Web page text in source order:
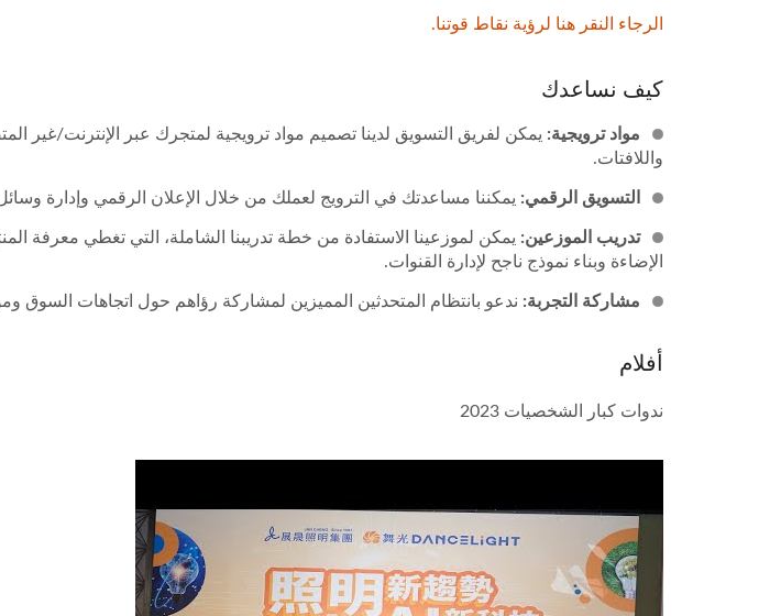
الرجاء النقر هنا لرؤية نقاط قوتنا.
كيف نساعدك
مواد ترويجية: يمكن لفريق التسويق لدينا تصميم مواد ترويجية لمتجرك عبر الإنترنت/غير
واللافتات.
التسويق الرقمي: يمكننا مساعدتك في الترويج لعملك من خلال الإعلان الرقمي وإدارة
تدريب الموزعين: يمكن لموزعينا الاستفادة من خطة تدريبنا الشاملة، التي تغطي معرفة
الإضاءة وبناء نموذج ناجح لإدارة القنوات.
مشاركة التجربة: ندعو بانتظام المتحدثين المميزين لمشاركة رؤاهم حول اتجاهات السوق
أفلام
ندوات كبار الشخصيات 2023